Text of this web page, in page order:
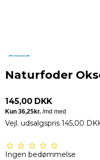
Naturfoder
145,00 DKK
Vejl. udsalgspris 145,00
Ingen bedømmelse